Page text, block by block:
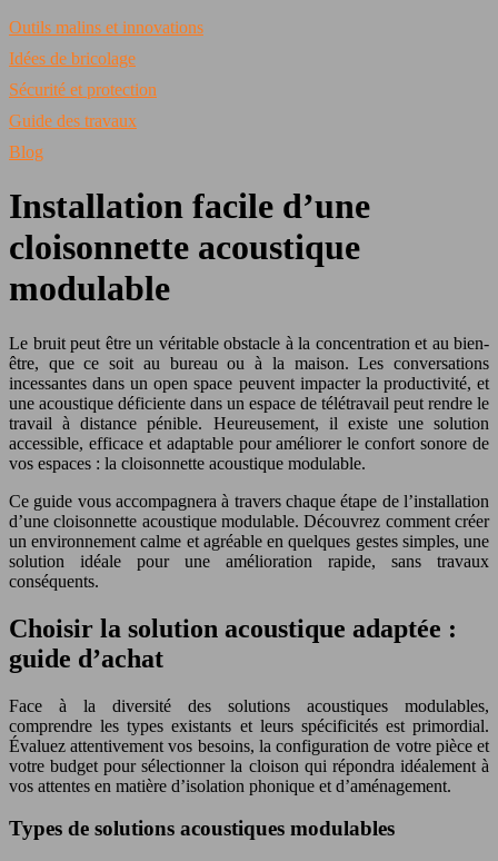
Outils malins et innovations
Idées de bricolage
Sécurité et protection
Guide des travaux
Blog
Installation facile d’une
cloisonnette acoustique
modulable
Le bruit peut être un véritable obstacle à la concentration et au bien-
être, que ce soit au bureau ou à la maison. Les conversations
incessantes dans un open space peuvent impacter la productivité, et
une acoustique déficiente dans un espace de télétravail peut rendre le
travail à distance pénible. Heureusement, il existe une solution
accessible, efficace et adaptable pour améliorer le confort sonore de
vos espaces : la cloisonnette acoustique modulable.
Ce guide vous accompagnera à travers chaque étape de l’installation
d’une cloisonnette acoustique modulable. Découvrez comment créer
un environnement calme et agréable en quelques gestes simples, une
solution idéale pour une amélioration rapide, sans travaux
conséquents.
Choisir la solution acoustique adaptée :
guide d’achat
Face à la diversité des solutions acoustiques modulables,
comprendre les types existants et leurs spécificités est primordial.
Évaluez attentivement vos besoins, la configuration de votre pièce et
votre budget pour sélectionner la cloison qui répondra idéalement à
vos attentes en matière d’isolation phonique et d’aménagement.
Types de solutions acoustiques modulables